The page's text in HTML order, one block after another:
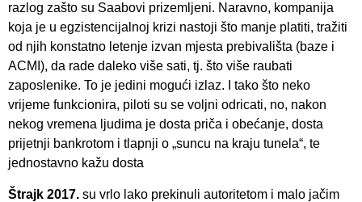
razlog zašto su Saabovi prizemljeni. Naravno, kompanija
koja je u egzistencijalnoj krizi nastoji što manje platiti, tražiti
od njih konstatno letenje izvan mjesta prebivališta (baze i
ACMI), da rade daleko više sati, tj. što više raubati
zaposlenike. To je jedini mogući izlaz. I tako što neko
vrijeme funkcionira, piloti su se voljni odricati, no, nakon
nekog vremena ljudima je dosta priča i obećanje, dosta
prijetnji bankrotom i tlapnji o „suncu na kraju tunela“, te
jednostavno kažu dosta
Štrajk 2017. su vrlo lako prekinuli autoritetom i malo jačim